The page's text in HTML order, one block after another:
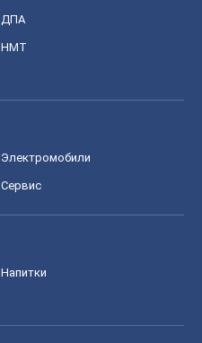
ДПА
НМТ
Электромобили
Сервис
Напитки